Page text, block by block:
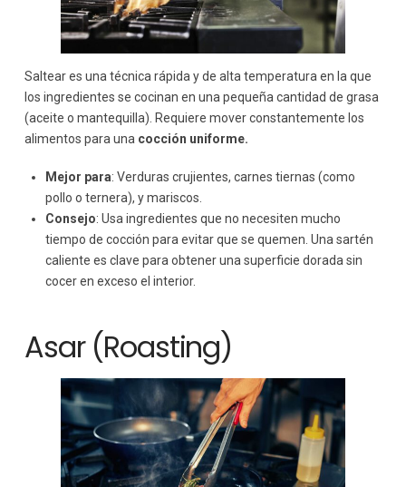
Saltear es una técnica rápida y de alta temperatura en la que
los ingredientes se cocinan en una pequeña cantidad de grasa
(aceite o mantequilla). Requiere mover constantemente los
alimentos para una cocción uniforme.
Mejor para: Verduras crujientes, carnes tiernas (como
pollo o ternera), y mariscos.
Consejo: Usa ingredientes que no necesiten mucho
tiempo de cocción para evitar que se quemen. Una sartén
caliente es clave para obtener una superficie dorada sin
cocer en exceso el interior.
Asar (Roasting)